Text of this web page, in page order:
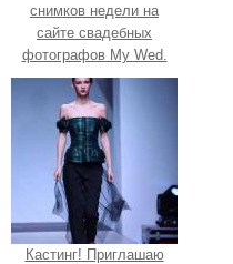
снимков недели на
сайте свадебных
фотографов My Wed.
Кастинг! Приглашаю